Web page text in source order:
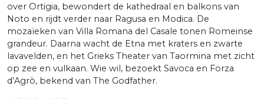
over Ortigia, bewondert de kathedraal en balkons van
Noto en rijdt verder naar Ragusa en Modica. De
mozaïeken van Villa Romana del Casale tonen Romeinse
grandeur. Daarna wacht de Etna met kraters en zwarte
lavavelden, en het Grieks Theater van Taormina met zicht
op zee en vulkaan. Wie wil, bezoekt Savoca en Forza
d’Agrò, bekend van The Godfather.